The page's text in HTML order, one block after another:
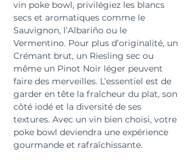
vin poke bowl, privilégiez les blancs
secs et aromatiques comme le
Sauvignon, l’Albariño ou le
Vermentino. Pour plus d’originalité, un
Crémant brut, un Riesling sec ou
même un Pinot Noir léger peuvent
faire des merveilles. L’essentiel est de
garder en tête la fraîcheur du plat, son
côté iodé et la diversité de ses
textures. Avec un vin bien choisi, votre
poke bowl deviendra une expérience
gourmande et rafraîchissante.